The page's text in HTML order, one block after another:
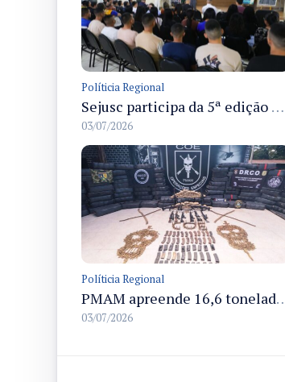
Políticia Regional
Sejusc participa da 5ª edição do Caminhos Literários com foco na cultura hip-hop nas unidades socioeducativas
03/07/2026
Políticia Regional
PMAM apreende 16,6 toneladas de entorpecentes e registra
03/07/2026